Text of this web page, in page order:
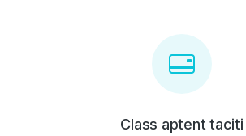
Class aptent taciti